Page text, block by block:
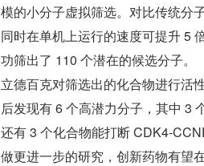
模的小分子虚拟筛选。对比传统分
同时在单机上运行的速度可提升 5
功筛出了 110 个潜在的候选分子。
立德百克对筛选出的化合物进行活
后发现有 6 个高潜力分子，其中 3
还有 3 个化合物能打断 CDK4-
做更进一步的研究，创新药物有望